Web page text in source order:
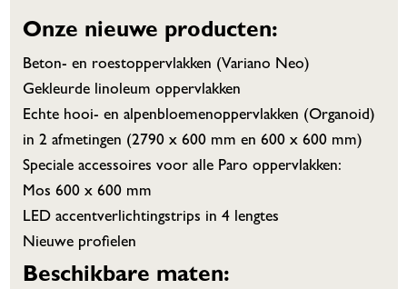
Onze nieuwe producten:
Beton- en roestoppervlakken (Variano Neo)
Gekleurde linoleum oppervlakken
Echte hooi- en alpenbloemenoppervlakken (Organoid)
in 2 afmetingen (2790 x 600 mm en 600 x 600 mm)
Speciale accessoires voor alle Paro oppervlakken:
Mos 600 x 600 mm
LED accentverlichtingstrips in 4 lengtes
Nieuwe profielen
Beschikbare maten: